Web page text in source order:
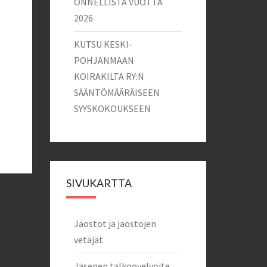
2026
KUTSU KESKI-
POHJANMAAN
KOIRAKILTA RY:N
SÄÄNTÖMÄÄRÄISEEN
SYYSKOKOUKSEEN
SIVUKARTTA
Jaostot ja jaostojen
vetäjät